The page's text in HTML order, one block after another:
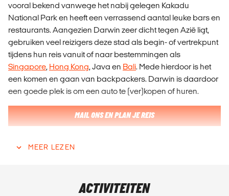
vooral bekend vanwege het nabij gelegen Kakadu
National Park en heeft een verrassend aantal leuke bars en
restaurants. Aangezien Darwin zeer dicht tegen Azië ligt,
gebruiken veel reizigers deze stad als begin- of vertrekpunt
tijdens hun reis vanuit of naar bestemmingen als
Singapore, Hong Kong, Java en Bali. Mede hierdoor is het
een komen en gaan van backpackers. Darwin is daardoor
een goede plek is om een auto te (ver)kopen of huren.
MAIL ONS EN PLAN JE REIS
MEER LEZEN
ACTIVITEITEN